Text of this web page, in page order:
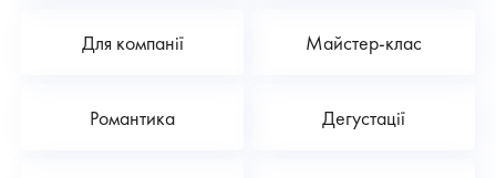
Для компанії Майстер-клас
Романтика Дегустації